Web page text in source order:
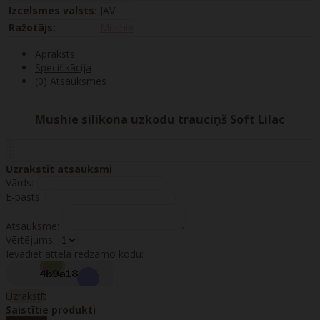
Izcelsmes valsts: JAV
Ražotājs:
Apraksts
Specifikācija
(0) Atsauksmes
Mushie silikona uzkodu trauciņš Soft Lilac
Uzrakstīt atsauksmi
Vārds:
E-pasts:
Atsauksme:
Vērtējums:
Ievadiet attēlā redzamo kodu:
Uzrakstīt
Saistītie produkti